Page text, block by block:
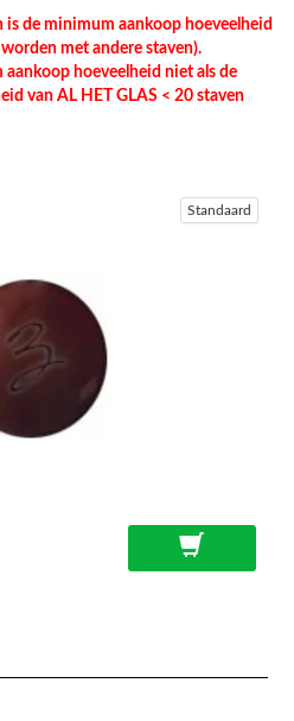
is de minimum aankoop hoeveelheid
met andere staven).
hoeveelheid niet als de
van AL HET GLAS < 20 staven
Standaard